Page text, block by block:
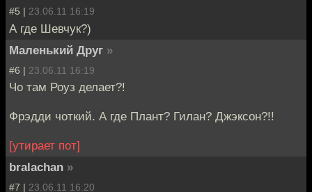
#5 | 23.06.11 16:19
А где Шевчук?)
Маленький Друг »
#6 | 23.06.11 16:19
Чо там Роуз делает?!
Фрэдди чоткий. А где Плант? Гилан? Джэксон?!!
[утирает пот]
bralachan »
#7 | 23.06.11 16:20